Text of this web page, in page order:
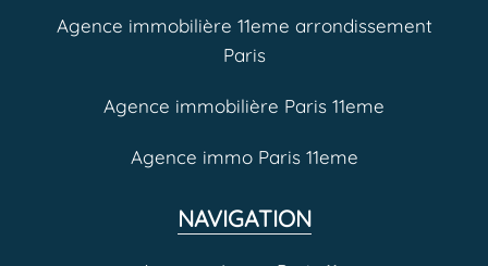
Agence immobilière 11eme arrondissement
Paris
Agence immobilière Paris 11eme
Agence immo Paris 11eme
NAVIGATION